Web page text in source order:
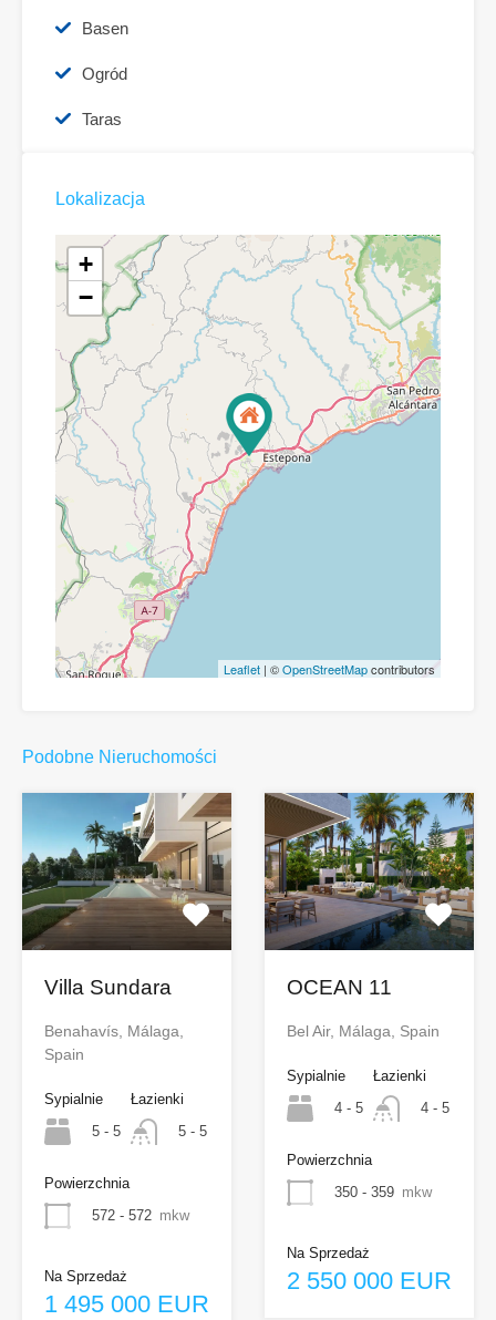
Basen
Ogród
Taras
Lokalizacja
+
−
Leaflet | ©OpenStreetMapcontributors
Podobne Nieruchomości
Villa Sundara
Benahavís, Málaga,
Spain
Sypialnie
5 - 5
Łazienki
5 - 5
Powierzchnia
572 - 572 mkw
Na Sprzedaż
1 495 000 EUR
OCEAN 11
Bel Air, Málaga, Spain
Sypialnie
4 - 5
Łazienki
4 - 5
Powierzchnia
350 - 359 mkw
Na Sprzedaż
2 550 000 EUR